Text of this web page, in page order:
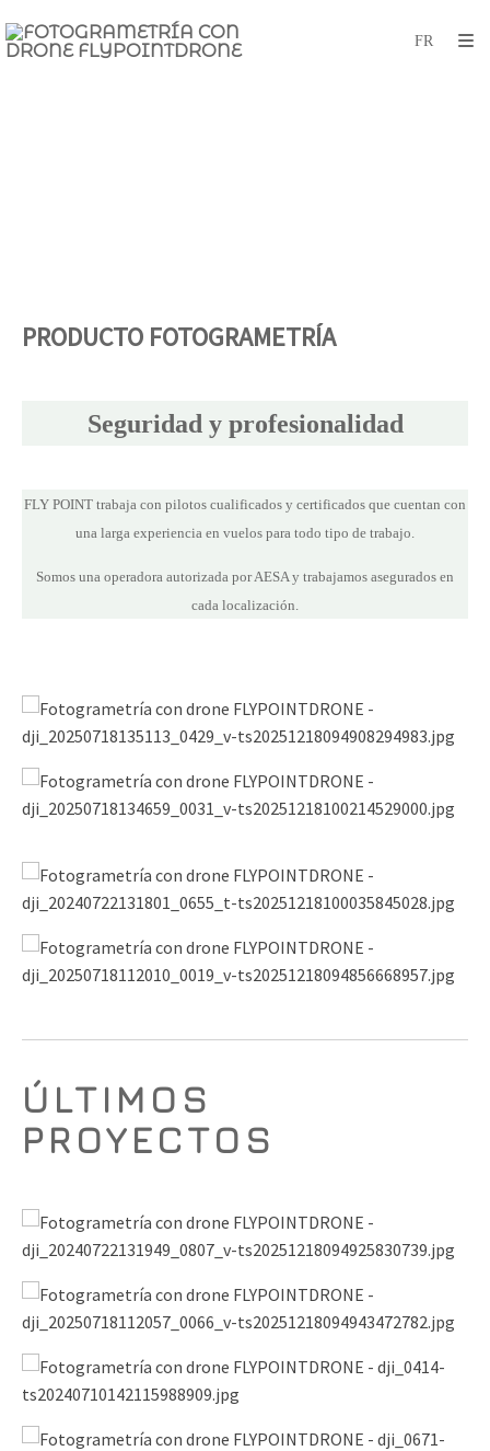
PRODUCTO FOTOGRAMETRÍA
Seguridad y profesionalidad
FLY POINT trabaja con pilotos cualificados y certificados que cuentan con
una larga experiencia en vuelos para todo tipo de trabajo.
Somos una operadora autorizada por AESA y trabajamos asegurados en
cada localización.
ÚLTIMOS
PROYECTOS